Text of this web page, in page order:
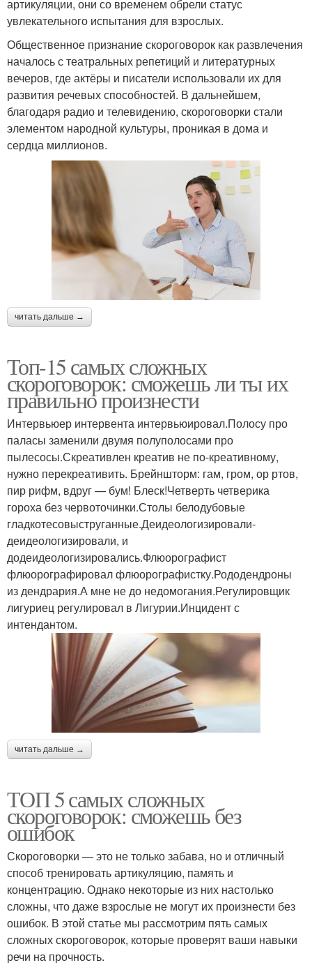
артикуляции, они со временем обрели статус
увлекательного испытания для взрослых.
Общественное признание скороговорок как развлечения
началось с театральных репетиций и литературных
вечеров, где актёры и писатели использовали их для
развития речевых способностей. В дальнейшем,
благодаря радио и телевидению, скороговорки стали
элементом народной культуры, проникая в дома и
сердца миллионов.
читать дальше →
Топ-15 самых сложных
скороговорок: сможешь ли ты их
правильно произнести
Интервьюер интервента интервьюировал.Полосу про
паласы заменили двумя полуполосами про
пылесосы.Скреативлен креатив не по-креативному,
нужно перекреативить. Брейншторм: гам, гром, ор ртов,
пир рифм, вдруг — бум! Блеск!Четверть четверика
гороха без червоточинки.Столы белодубовые
гладкотесовыструганные.Деидеологизировали-
деидеологизировали, и
додеидеологизировались.Флюорографист
флюорографировал флюорографистку.Рододендроны
из дендрария.А мне не до недомогания.Регулировщик
лигуриец регулировал в Лигурии.Инцидент с
интендантом.
читать дальше →
ТОП 5 самых сложных
скороговорок: сможешь без
ошибок
Скороговорки — это не только забава, но и отличный
способ тренировать артикуляцию, память и
концентрацию. Однако некоторые из них настолько
сложны, что даже взрослые не могут их произнести без
ошибок. В этой статье мы рассмотрим пять самых
сложных скороговорок, которые проверят ваши навыки
речи на прочность.